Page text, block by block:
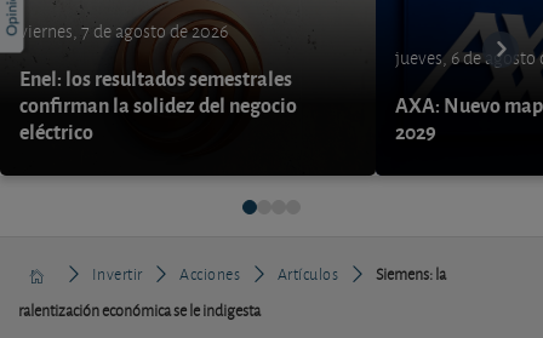
viernes, 7 de agosto de 2026
Enel: los resultados semestrales
confirman la solidez del negocio
eléctrico
jueves, 6 de agosto
AXA: Nuevo
2029
Invertir Acciones Artículos
Siemens: la
ralentización económica se le indigesta